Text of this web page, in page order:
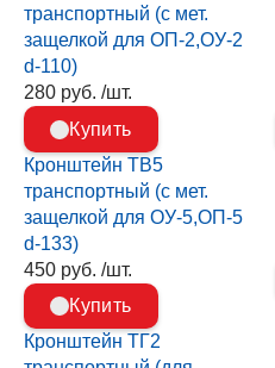
транспортный (с мет.
защелкой для ОП-2,ОУ-2
d-110)
280 руб. /шт.
Купить
Кронштейн ТВ5
транспортный (с мет.
защелкой для ОУ-5,ОП-5
d-133)
450 руб. /шт.
Купить
Кронштейн ТГ2